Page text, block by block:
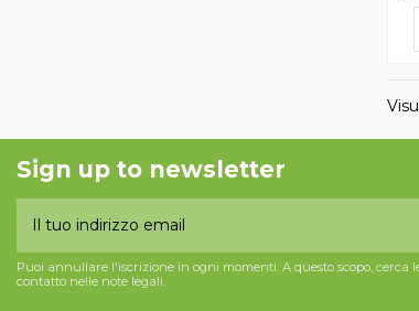
Sign up to newsletter
Puoi annullare l'iscrizione in ogni momenti. A questo scopo, cerca
contatto nelle note legali.